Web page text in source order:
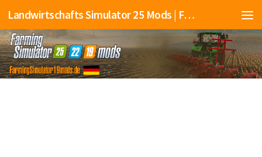
Landwirtschafts Simulator 25 Mods | Farming Simulator 25 Mods | FS25 Mods